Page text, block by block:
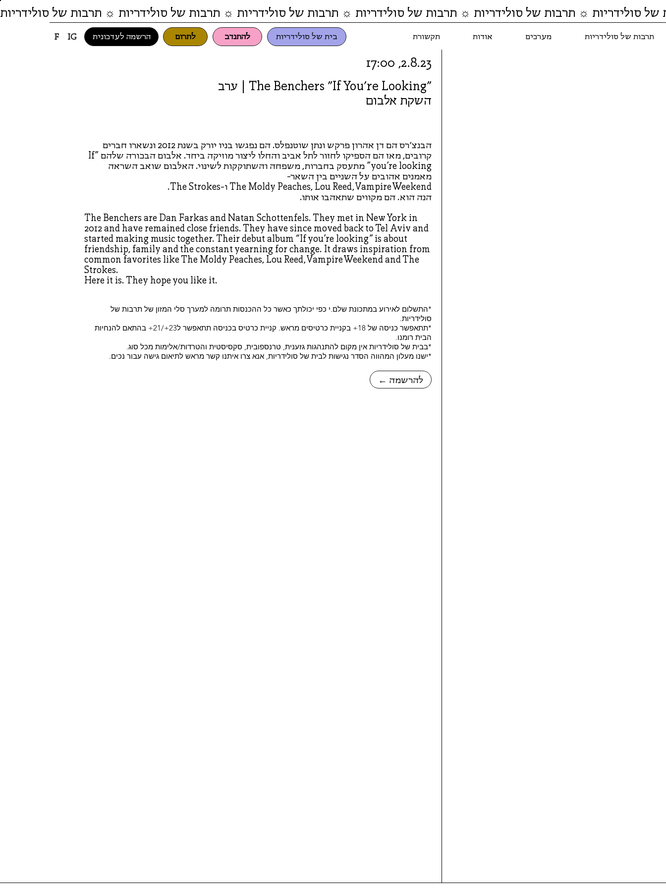
בית של סולידריות להתנדב לתרום תרבות של סולידריות מערכים אודות תקשורת F IG הרשמה לעדכונית
סולידריות ☼ תרבות של סולידריות ☼ תרבות של סולידריות ☼ תרבות של סולידריות ☼ תרבות של סולידריות ☼ תרבות של סולידריות
"The Benchers "If You’re Looking | ערב
השקת אלבום
← להרשמה
2.8.23, 17:00
הבנצ׳רס הם דן אהרון פרקש ונתן שוטנפלס. הם נפגשו בניו יורק בשנת 2012 ונשארו חברים
קרובים, מאז הם הספיקו לחזור לתל אביב והחלו ליצור מוזיקה ביחד. אלבום הבכורה שלהם "If
you're looking" מתעסק בחברות, משפחה והשתוקקות לשינוי. האלבום שואב השראה
מאמנים אהובים על השניים בין השאר-
הנה הוא. הם מקווים שתאהבו אותו.
The Benchers are Dan Farkas and Natan Schottenfels. They met in New York in
2012 and have remained close friends. They have since moved back to Tel Aviv and
started making music together. Their debut album “If you’re looking” is about
friendship, family and the constant yearning for change. It draws inspiration from
common favorites like The Moldy Peaches, Lou Reed, Vampire Weekend and The
Strokes.
Here it is. They hope you like it.
*התשלום לאירוע במתכונת שלם.י כפי יכולתך כאשר כל ההכנסות תרומה למערך סלי המזון של תרבות של
סולידריות.
*תתאפשר כניסה של 18+ בקניית כרטיסים מראש. קניית כרטיס בכניסה תתאפשר ל23+/21+ בהתאם להנחיות
הבית רומנו.
*בבית של סולידריות אין מקום להתנהגות גזענית, טרנספובית, סקסיסטית והטרדות/אלימות מכל סוג.
*ישנו מעלון המהווה הסדר נגישות לבית של סולידריות, אנא צרו איתנו קשר מראש לתיאום גישה עבור נכים.